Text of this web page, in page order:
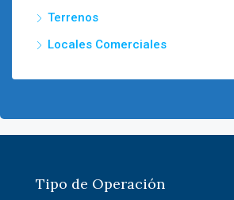
Terrenos
Locales Comerciales
Tipo de Operación